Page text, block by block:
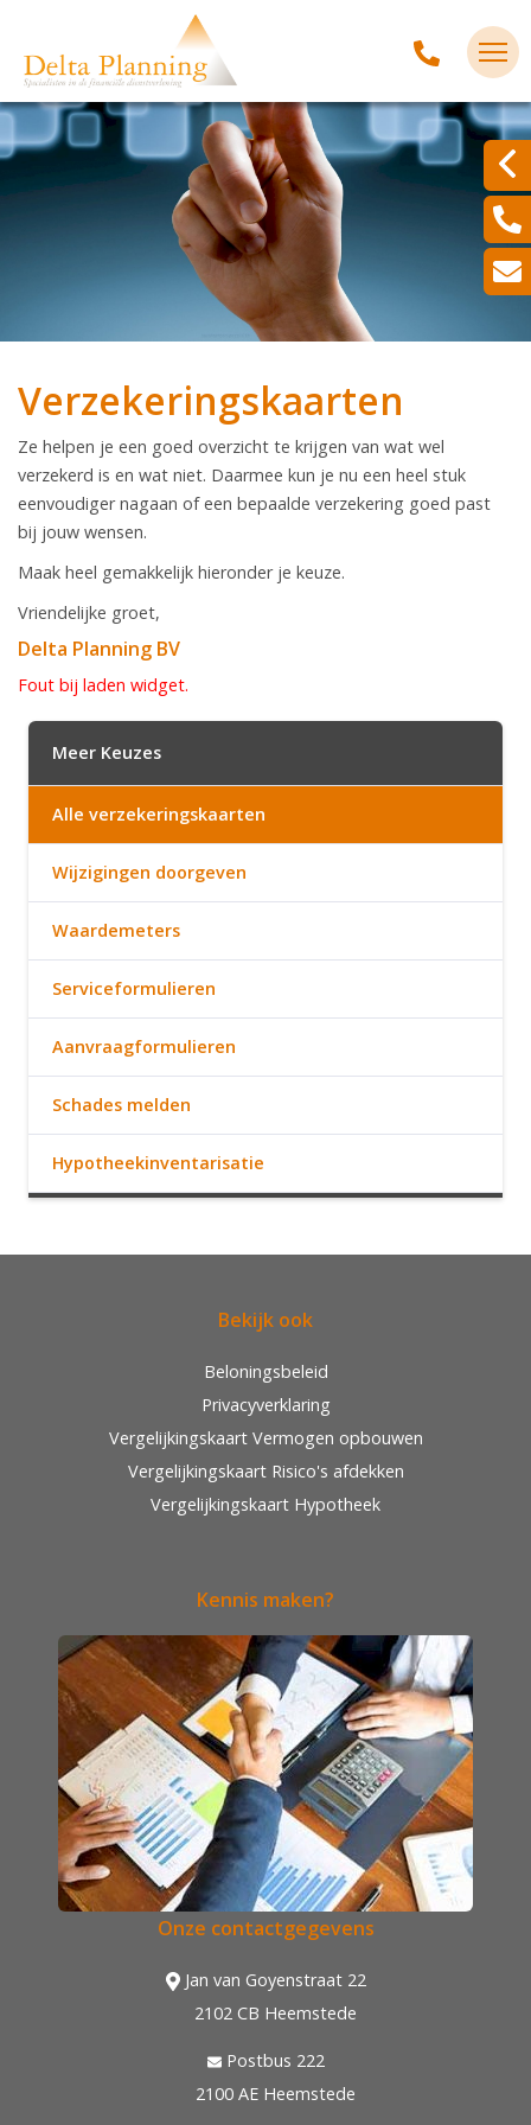
Verzekeringskaarten
Ze helpen je een goed overzicht te krijgen van wat wel
verzekerd is en wat niet. Daarmee kun je nu een heel stuk
eenvoudiger nagaan of een bepaalde verzekering goed past
bij jouw wensen.
Maak heel gemakkelijk hieronder je keuze.
Vriendelijke groet,
Delta Planning BV
Fout bij laden widget.
Meer Keuzes
Alle verzekeringskaarten
Wijzigingen doorgeven
Waardemeters
Serviceformulieren
Aanvraagformulieren
Schades melden
Hypotheekinventarisatie
Bekijk ook
Beloningsbeleid
Privacyverklaring
Vergelijkingskaart Vermogen opbouwen
Vergelijkingskaart Risico's afdekken
Vergelijkingskaart Hypotheek
Kennis maken?
Onze contactgegevens
Jan van Goyenstraat 22
2102 CB Heemstede
Postbus 222
2100 AE Heemstede